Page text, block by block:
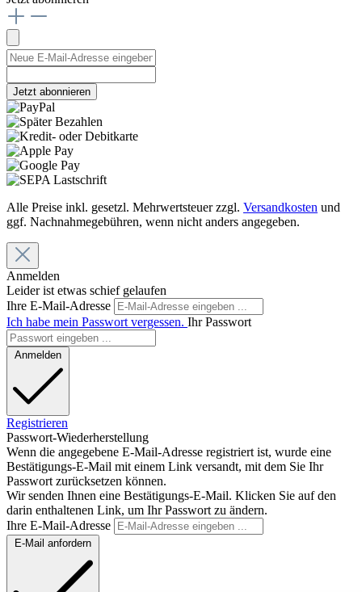
Jetzt abonnieren
Alle Preise inkl. gesetzl. Mehrwertsteuer zzgl. Versandkosten und
ggf. Nachnahmegebühren, wenn nicht anders angegeben.
Anmelden
Leider ist etwas schief gelaufen
Ihre E-Mail-Adresse
Ich habe mein Passwort vergessen. Ihr Passwort
Anmelden
Registrieren
Passwort-Wiederherstellung
Wenn die angegebene E-Mail-Adresse registriert ist, wurde eine
Bestätigungs-E-Mail mit einem Link versandt, mit dem Sie Ihr
Passwort zurücksetzen können.
Wir senden Ihnen eine Bestätigungs-E-Mail. Klicken Sie auf den
darin enthaltenen Link, um Ihr Passwort zu ändern.
Ihre E-Mail-Adresse
E-Mail anfordern